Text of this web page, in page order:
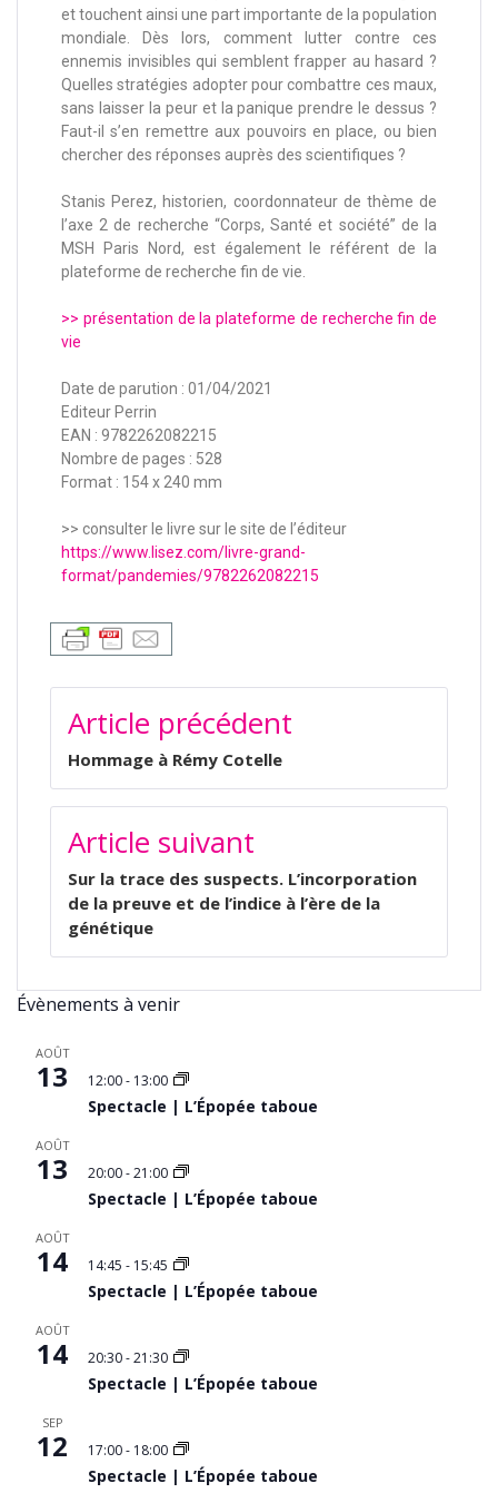
et touchent ainsi une part importante de la population
mondiale. Dès lors, comment lutter contre ces
ennemis invisibles qui semblent frapper au hasard ?
Quelles stratégies adopter pour combattre ces maux,
sans laisser la peur et la panique prendre le dessus ?
Faut-il s’en remettre aux pouvoirs en place, ou bien
chercher des réponses auprès des scientifiques ?
Stanis Perez, historien, coordonnateur de thème de
l’axe 2 de recherche “Corps, Santé et société” de la
MSH Paris Nord, est également le référent de la
plateforme de recherche fin de vie.
>> présentation de la plateforme de recherche fin de
vie
Date de parution : 01/04/2021
Editeur Perrin
EAN : 9782262082215
Nombre de pages : 528
Format : 154 x 240 mm
>> consulter le livre sur le site de l’éditeur
https://www.lisez.com/livre-grand-
format/pandemies/9782262082215
Article précédent
Hommage à Rémy Cotelle
Article suivant
Sur la trace des suspects. L’incorporation
de la preuve et de l’indice à l’ère de la
génétique
Évènements à venir
AOÛT
13 12:00- 13:00
Spectacle | L’Épopée taboue
AOÛT
13 20:00-21:00
Spectacle | L’Épopée taboue
AOÛT
14 14:45 - 15:45
Spectacle | L’Épopée taboue
AOÛT
14 20:30-21:30
Spectacle | L’Épopée taboue
SEP
12 17:00- 18:00
Spectacle | L’Épopée taboue